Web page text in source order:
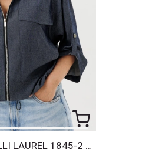
Бомбер ANELLI LAUREL 1845-2 джинсовый цвет